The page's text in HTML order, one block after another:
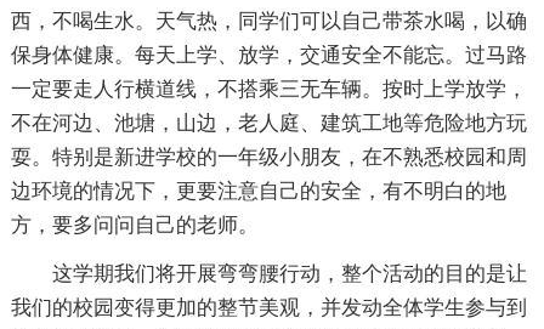
西，不喝生水。天气热，同学们可以自己带茶水喝，以确
保身体健康。每天上学、放学，交通安全不能忘。过马路
一定要走人行横道线，不搭乘三无车辆。按时上学放学，
不在河边、池塘，山边，老人庭、建筑工地等危险地方玩
耍。特别是新进学校的一年级小朋友，在不熟悉校园和周
边环境的情况下，更要注意自己的安全，有不明白的地
方，要多问问自己的老师。
这学期我们将开展弯弯腰行动，整个活动的目的是让
我们的校园变得更加的整节美观，并发动全体学生参与到